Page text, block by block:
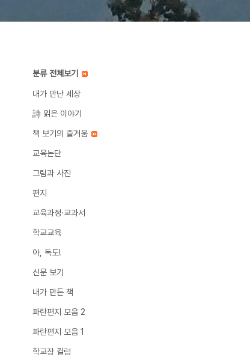
분류 전체보기
내가 만난 세상
詩 읽은 이야기
책 보기의 즐거움
교육논단
그림과 사진
편지
교육과정·교과서
학교교육
아, 독도!
신문 보기
내가 만든 책
파란편지 모음 2
파란편지 모음 1
학교장 컬럼